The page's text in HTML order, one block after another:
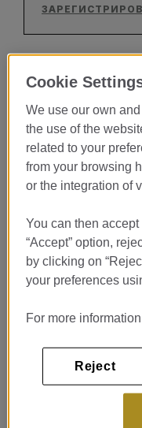
¡Únete al
Restaurante
Arte de la
¿La pastelería es tu
¿Sueñas con aprender
técnica y la excelencia
gastronómicas?
Micheliny dirigido por
estudiantes en
Una oportunidad única
aprender junto a
Vive la
excelencia
En Lasarte, cada postre
Cookie
We use our own
the use of the
related to your
from your browsing
or the integration of
You can then
“Accept” option,
by clicking on
your preferences
For more
Reject